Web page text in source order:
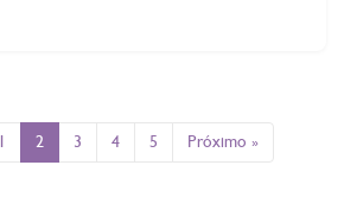
1 2 3 4 5 Próximo »